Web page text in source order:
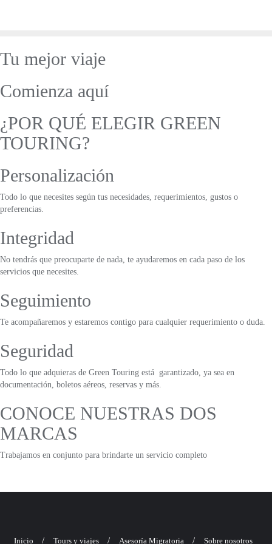
Tu mejor viaje
Comienza aquí
¿POR QUÉ ELEGIR GREEN
TOURING?
Personalización
Todo lo que necesites según tus necesidades, requerimientos, gustos o
preferencias.
Integridad
No tendrás que preocuparte de nada, te ayudaremos en cada paso de los
servicios que necesites.
Seguimiento
Te acompañaremos y estaremos contigo para cualquier requerimiento o duda.
Seguridad
Todo lo que adquieras de Green Touring está garantizado, ya sea en
documentación, boletos aéreos, reservas y más.
CONOCE NUESTRAS DOS
MARCAS
Trabajamos en conjunto para brindarte un servicio completo
Inicio Tours y viajes Asesoría Migratoria Sobre nosotros